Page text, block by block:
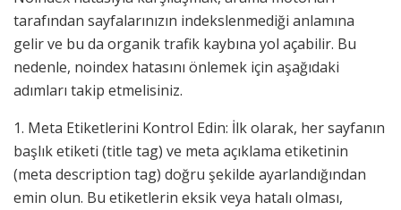
tarafından sayfalarınızın indekslenmediği anlamına
gelir ve bu da organik trafik kaybına yol açabilir. Bu
nedenle, noindex hatasını önlemek için aşağıdaki
adımları takip etmelisiniz.
1. Meta Etiketlerini Kontrol Edin: İlk olarak, her sayfanın
başlık etiketi (title tag) ve meta açıklama etiketinin
(meta description tag) doğru şekilde ayarlandığından
emin olun. Bu etiketlerin eksik veya hatalı olması,